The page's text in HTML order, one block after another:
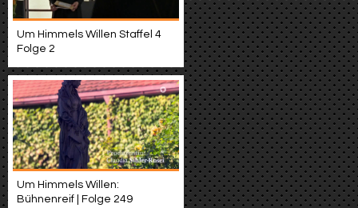
Um Himmels Willen Staffel 4
Folge 2
Um Himmels Willen:
Bühnenreif | Folge 249